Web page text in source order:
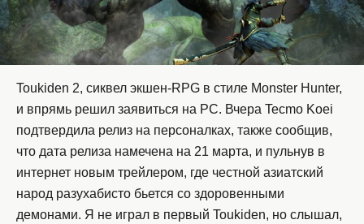
Toukiden 2, сиквел экшен-RPG в стиле Monster Hunter,
и впрямь решил заявиться на PC. Вчера Tecmo Koei
подтвердила релиз на персоналках, также сообщив,
что дата релиза намечена на 21 марта, и пульнув в
интернет новым трейлером, где честной азиатский
народ разухабисто бьется со здоровенными
демонами. Я не играл в первый Toukiden, но слышал,